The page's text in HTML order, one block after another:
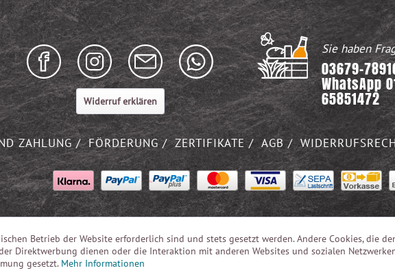
Widerruf erklären
Sie haben
03679-
WhatsApp
65851472
ZAHLUNG FÖRDERUNG ZERTIFIKATE AGB
Betrieb der Website erforderlich sind und stets gesetzt werden. Andere Cookies, die
Direktwerbung dienen oder die Interaktion mit anderen Websites und sozialen
gesetzt. Mehr Informationen